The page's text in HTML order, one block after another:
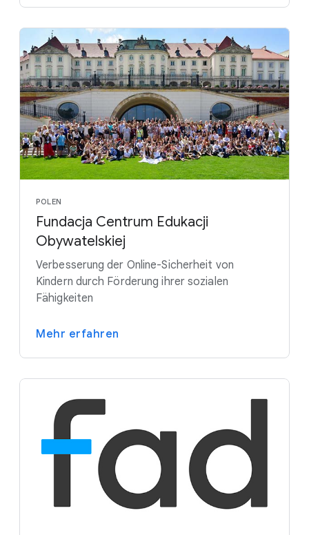
POLEN
Fundacja Centrum Edukacji
Obywatelskiej
Verbesserung der Online-Sicherheit von
Kindern durch Förderung ihrer sozialen
Fähigkeiten
Mehr erfahren